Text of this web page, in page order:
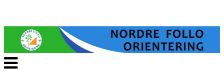
Veksle
navigasjon